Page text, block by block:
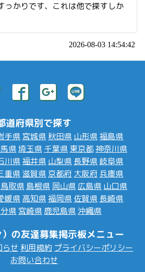
っかりです、これは他で探すしか
2026-08-03 14:54:42
道府県別で探す
手県 宮城県 秋田県 山形県福島県
県埼玉県 千葉県 東京都神奈川県
川県福井県 山梨県 長野県 岐阜県
重県滋賀県 京都府 大阪府 兵庫県
鳥取県 島根県 岡山県 広島県 山口県
媛県 高知県福岡県 佐賀県 長崎県
県 宮崎県 鹿児島県 沖縄県
の友達募集掲示板メニュー
らせ 利用規約 プライバシーポリシー
お問い合わせ